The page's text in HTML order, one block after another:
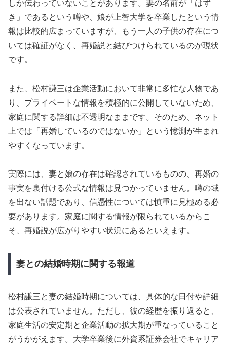
しか伝わっていないことがあります。妻の名前が「はず
き」であるという噂や、娘が上智大学を卒業したという情
報は比較的広まっていますが、もう一人の子供の存在につ
いては確証がなく、再婚説と結びつけられているのが現状
です。
また、松村謙三は企業活動において非常に多忙な人物であ
り、プライベートな情報を積極的に公開していないため、
家庭に関する詳細は不透明なままです。そのため、ネット
上では「再婚しているのではないか」という憶測が生まれ
やすくなっています。
実際には、妻と娘の存在は確認されているものの、再婚の
事実を裏付ける公式な情報は見つかっていません。噂の域
を出ない話題であり、信憑性については慎重に見極める必
要があります。家庭に関する情報が限られているからこ
そ、再婚説が広がりやすい状況にあるといえます。
妻との結婚時期に関する報道
松村謙三と妻の結婚時期については、具体的な日付や詳細
は公表されていません。ただし、彼の経歴を振り返ると、
家庭生活の安定期と企業活動の拡大期が重なっていること
がうかがえます。大学卒業後に外資系証券会社でキャリア